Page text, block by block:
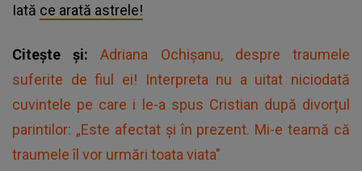
Iată ce arată astrele!
Citește și:Adriana Ochișanu, despre traumele
suferite de fiul ei! Interpreta nu a uitat niciodată
cuvintele pe care i le-a spus Cristian după divorțul
parintilor: „Este afectat și în prezent. Mi-e teamă că
traumele îl vor urmări toata viata"